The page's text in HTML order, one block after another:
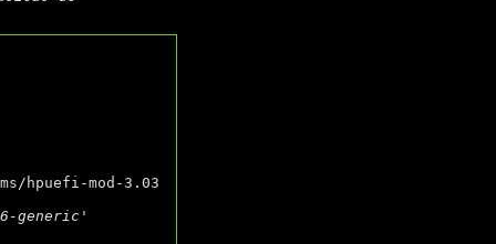
hpuefi-mod-3.03
generic'